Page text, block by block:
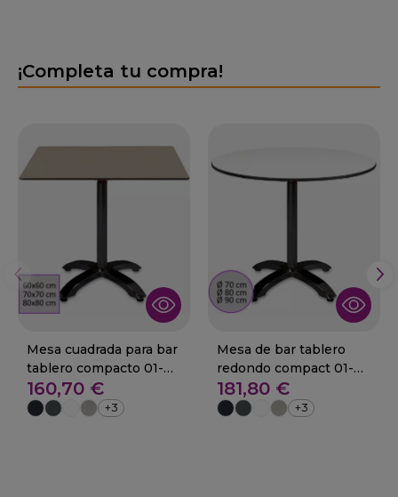
¡Completa tu compra!
Mesa cuadrada para bar
tablero compacto 01-
ROJALES
160,70 €
+3
Mesa de bar tablero
redondo compact 01-
ROJALES
181,80 €
+3